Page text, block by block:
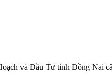
và Đầu Tư tỉnh Đồng Nai